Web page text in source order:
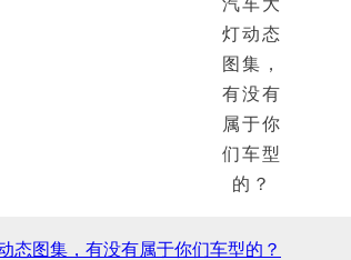
态图集，有没有属于你们车型的？